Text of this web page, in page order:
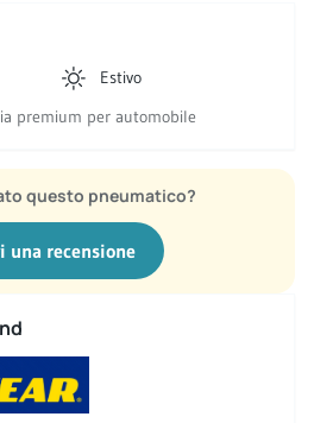
Estivo
premium per automobile
questo pneumatico?
una recensione